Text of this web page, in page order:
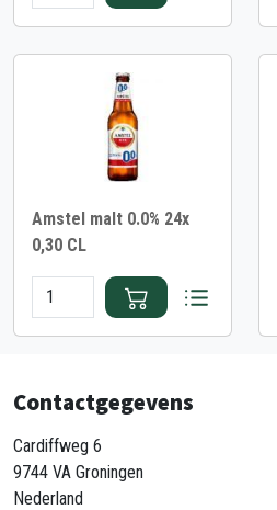
Amstel malt 0.0% 24x
0,30 CL
Contactgegevens
Cardiffweg 6
9744 VA Groningen
Nederland